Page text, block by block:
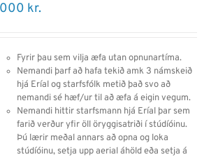
kr.
Fyrir þau sem vilja æfa utan opnunartíma.
Nemandi þarfað hafa tekið amk 3 námskeið
hjá Eríal og starfsfólk metið það svo að
nemandi sé hæf/ur til að æfa á eigin vegum.
Nemandi hittir starfsmann hjá Eríal þar sem
farið verður yfir öll öryggisatriði í stúdíóinu.
Þú lærir meðal annarsaðopna og loka
stúdíóinu, setja upp aerial áhöld eða setja á